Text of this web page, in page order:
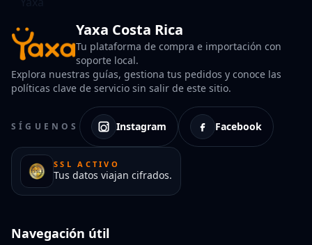
Yaxa Costa Rica
Tu plataforma de compra e importación con
soporte local.
Explora nuestras guías, gestiona tus pedidos y conoce las
políticas clave de servicio sin salir de este sitio.
SÍGUENOS Instagram Facebook
SSL ACTIVO
Tus datos viajan cifrados.
Navegación útil